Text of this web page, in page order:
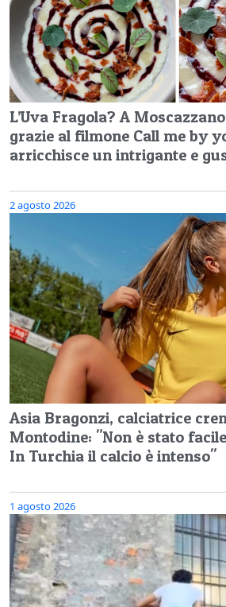
L’Uva Fragola? A
grazie al filmone Call me by
arricchisce un intrigante e
2 agosto 2026
Asia Bragonzi, calciatrice
Montodine: "Non è stato
In Turchia il calcio è intenso"
1 agosto 2026